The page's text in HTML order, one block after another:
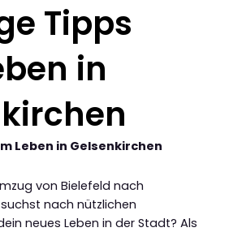
Tipps
in
Leben in Gelsenkirchen
von Bielefeld nach
nach nützlichen
neues Leben in der Stadt? Als